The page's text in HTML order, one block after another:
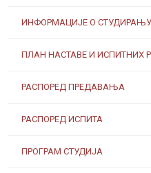
ИНФОРМАЦИЈЕ О СТУДИРАЊУ
ПЛАН НАСТАВЕ И ИСПИТНИХ
РАСПОРЕД ПРЕДАВАЊА
РАСПОРЕД ИСПИТА
ПРОГРАМ СТУДИЈА